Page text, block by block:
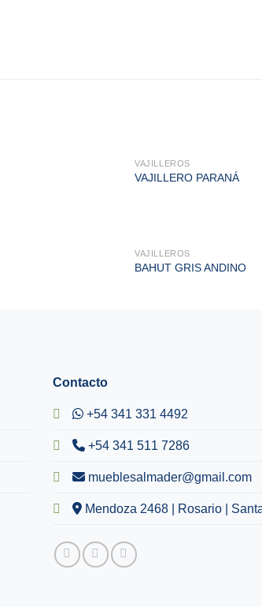
VAJILLEROS
VAJILLERO PARANÁ
VAJILLEROS
BAHUT GRIS ANDINO
Contacto
+54 341 331 4492
+54 341 511 7286
mueblesalmader@gmail.com
Mendoza 2468 | Rosario |